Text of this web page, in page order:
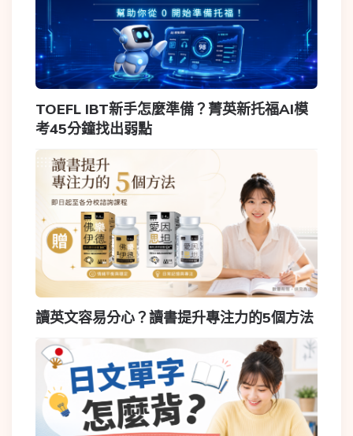
TOEFL IBT新手怎麼準備？菁英新托福AI模
考45分鐘找出弱點
讀英文容易分心？讀書提升專注力的5個方法